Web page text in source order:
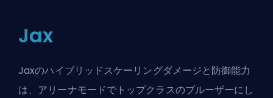
Jax
Jaxのハイブリッドスケーリングダメージと防御能力
は、アリーナモードでトップクラスのブルーザーにし